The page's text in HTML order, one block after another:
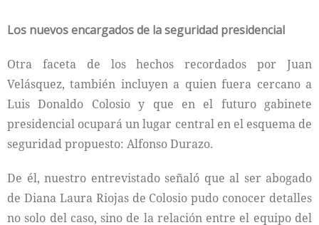
Los nuevos encargados de la seguridad presidencial
Otra faceta de los hechos recordados por Juan
Velásquez, también incluyen a quien fuera cercano a
Luis Donaldo Colosio y que en el futuro gabinete
presidencial ocupará un lugar central en el esquema de
seguridad propuesto: Alfonso Durazo.
De él, nuestro entrevistado señaló que al ser abogado
de Diana Laura Riojas de Colosio pudo conocer detalles
no solo del caso, sino de la relación entre el equipo del